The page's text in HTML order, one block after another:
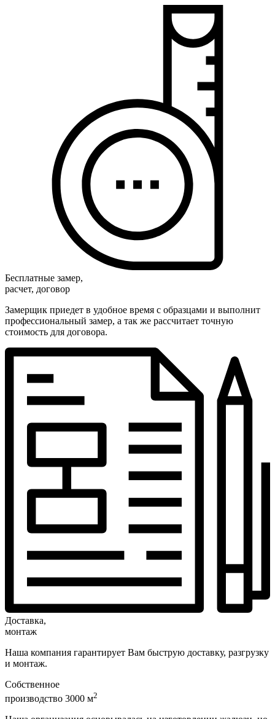
Бесплатные замер,
расчет, договор
Замерщик приедет в удобное время с образцами и выполнит
профессиональный замер, а так же рассчитает точную
стоимость для договора.
Доставка,
монтаж
Наша компания гарантирует Вам быструю доставку, разгрузку
и монтаж.
Собственное
производство 3000 м2